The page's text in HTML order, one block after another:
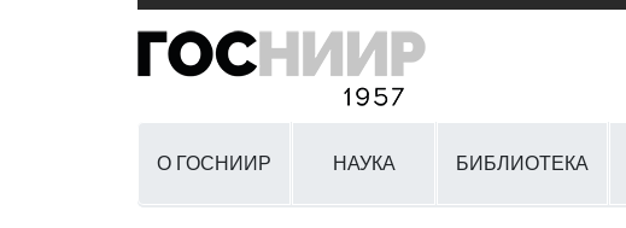
О ГОСНИИР НАУКА БИБЛИОТЕКА